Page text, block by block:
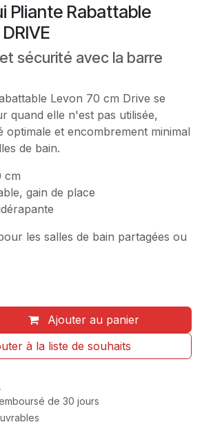
Pliante Rabattable
sécurité avec la barre
Levon 70 cm Drive se
quand elle n'est pas utilisée,
optimale et encombrement minimal
de bain.
cm
gain de place
les salles de bain partagées ou
Ajouter au panier
à la liste de souhaits
de 30 jours